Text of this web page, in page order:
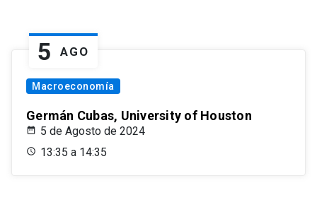
5 AGO
Macroeconomía
Germán Cubas, University of Houston
5 de Agosto de 2024
13:35 a 14:35